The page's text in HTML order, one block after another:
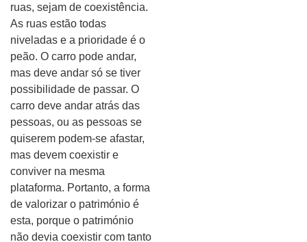
ruas, sejam de coexistência.
As ruas estão todas
niveladas e a prioridade é o
peão. O carro pode andar,
mas deve andar só se tiver
possibilidade de passar. O
carro deve andar atrás das
pessoas, ou as pessoas se
quiserem podem-se afastar,
mas devem coexistir e
conviver na mesma
plataforma. Portanto, a forma
de valorizar o património é
esta, porque o património
não devia coexistir com tanto